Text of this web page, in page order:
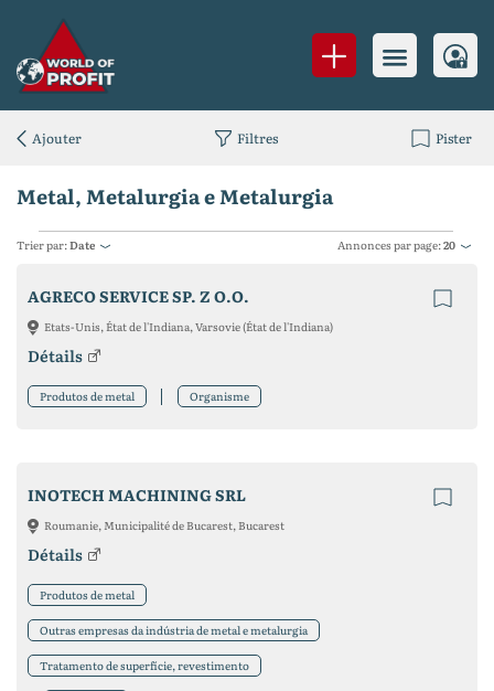
Metal, Metalurgia e Metalurgia
Trier par:Date Annonces par page:20
AGRECO SERVICE SP. Z O.O.
Etats-Unis, État de l'Indiana, Varsovie (État de l'Indiana)
Détails
Produtos de metal Organisme
INOTECH MACHINING SRL
Roumanie, Municipalité de Bucarest, Bucarest
Détails
Produtos de metal
Outras empresas da indústria de metal e metalurgia
Tratamento de superfície, revestimento
Ajouter Filtres Pister